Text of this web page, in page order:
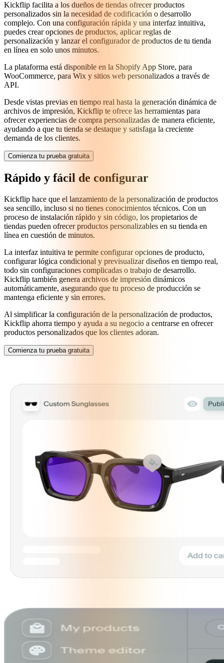
Kickflip facilita a los dueños de tiendas ofrecer productos
personalizados sin la necesidad de codificación o desarrollo
complejo. Con una configuración rápida y una interfaz intuitiva,
puedes crear opciones de productos, aplicar reglas de
personalización y lanzar el configurador de productos de tu tienda
en línea en solo unos minutos.
La plataforma está disponible en la Shopify App Store, para
WooCommerce, para Wix y sitios web personalizados a través de
API.
Desde vistas previas en tiempo real hasta la generación dinámica de
archivos de impresión, Kickflip te ofrece las herramientas para
ofrecer experiencias de compra personalizadas de manera eficiente,
ayudando a que tu tienda se destaque y satisfaga la creciente
demanda de los clientes.
Comienza tu prueba gratuita
Rápido y fácil de configurar
Kickflip hace que el lanzamiento de la personalización de productos
sea sencillo, incluso si no tienes conocimientos técnicos. Con un
proceso de instalación rápido y sin código, los propietarios de
tiendas pueden ofrecer productos personalizables en su tienda en
línea en cuestión de minutos.
La interfaz intuitiva te permite configurar opciones de producto,
configurar lógica condicional y previsualizar diseños en tiempo real,
todo sin configuraciones complicadas o trabajo de desarrollo.
Kickflip también genera archivos de impresión dinámicos
automáticamente, asegurando que tu proceso de producción se
mantenga eficiente y sin errores.
Al simplificar la configuración de la personalización de productos,
Kickflip ahorra tiempo y ayuda a su negocio a centrarse en ofrecer
productos personalizados que los clientes adoran.
Comienza tu prueba gratuita